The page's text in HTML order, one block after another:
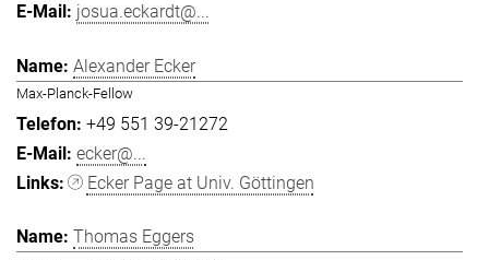
josua.eckardt@...
Alexander Ecker
Max-Planck-Fellow
+49 551 39-21272
ecker@...
Ecker Page at Univ. Göttingen
Thomas Eggers